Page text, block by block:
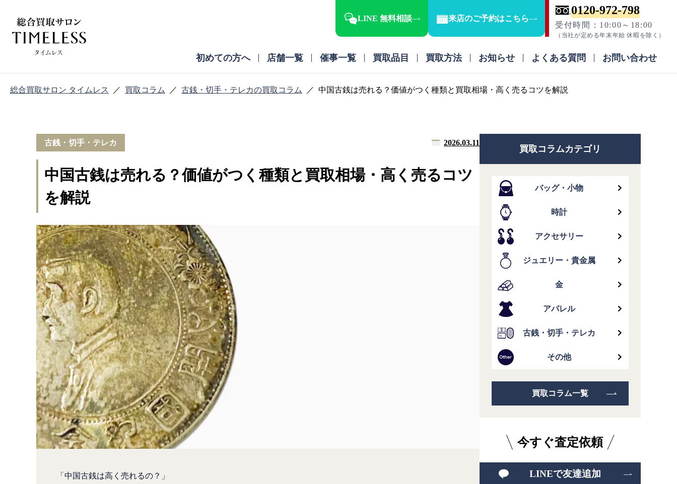
LINE 無料相談 来店のご予約はこちら
0120-972-798
受付時間：10:00～18:00
（当社が定める年末年始 休暇を除く）
初めての方へ 店舗一覧 催事一覧 買取品目 買取方法 お知らせ よくある質問 お問い合わせ
総合買取サロン タイムレス 買取コラム 古銭・切手・テレカの買取コラム 中国古銭は売れる？価値がつく種類と買取相場・高く売るコツを解説
古銭・切手・テレカ 2026.03.11
中国古銭は売れる？価値がつく種類と買取相場・高く売るコツ
を解説
「中国古銭は高く売れるの？」
買取コラムカテゴリ
バッグ・小物
時計
アクセサリー
ジュエリー・貴金属
金
アパレル
古銭・切手・テレカ
その他
買取コラム一覧
今すぐ査定依頼
LINEで友達追加